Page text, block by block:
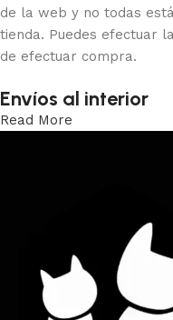
de la web y no todas
tienda. Puedes efectuar
de efectuar compra.
Envíos al interior
Read More